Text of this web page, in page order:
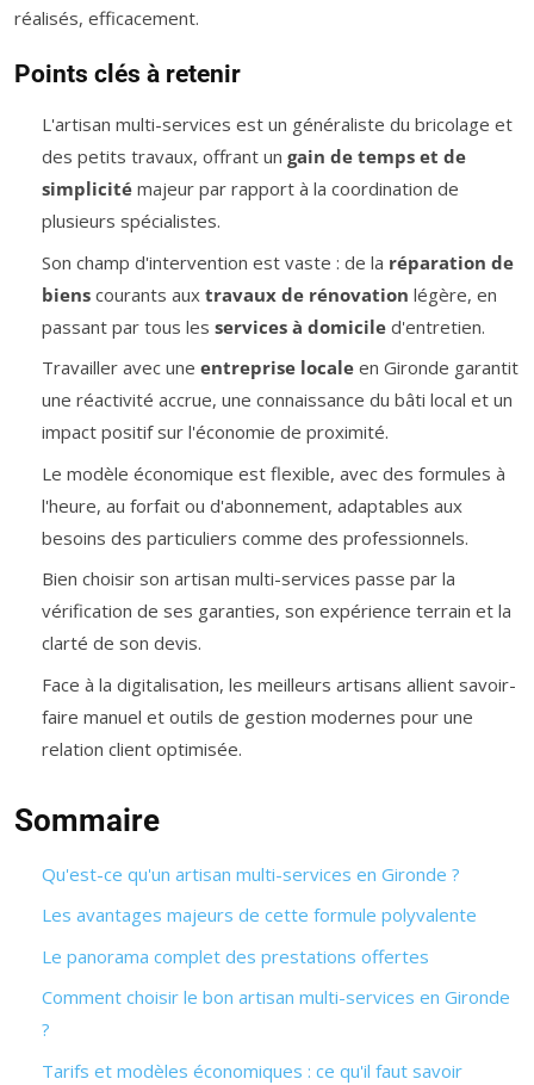
réalisés, efficacement.
Points clés à retenir
L'artisan multi-services est un généraliste du bricolage et
des petits travaux, offrant un gain de temps et de
simplicitémajeur par rapport à la coordination de
plusieurs spécialistes.
Son champ d'intervention est vaste : de la réparation de
bienscourants aux travaux de rénovation légère, en
passant par tous les services à domiciled'entretien.
Travailler avec une entreprise localeen Gironde garantit
une réactivité accrue, une connaissance du bâti local et un
impact positif sur l'économie de proximité.
Le modèle économique est flexible, avec des formules à
l'heure, au forfait ou d'abonnement, adaptables aux
besoins des particuliers comme des professionnels.
Bien choisir son artisan multi-services passe par la
vérification de ses garanties, son expérience terrain et la
clarté de son devis.
Face à la digitalisation, les meilleurs artisans allient savoir-
faire manuel et outils de gestion modernes pour une
relation client optimisée.
Sommaire
Qu'est-ce qu'un artisan multi-services en Gironde ?
Les avantages majeurs de cette formule polyvalente
Le panorama complet des prestations offertes
Comment choisir le bon artisan multi-services en Gironde
?
Tarifs et modèles économiques : ce qu'il faut savoir